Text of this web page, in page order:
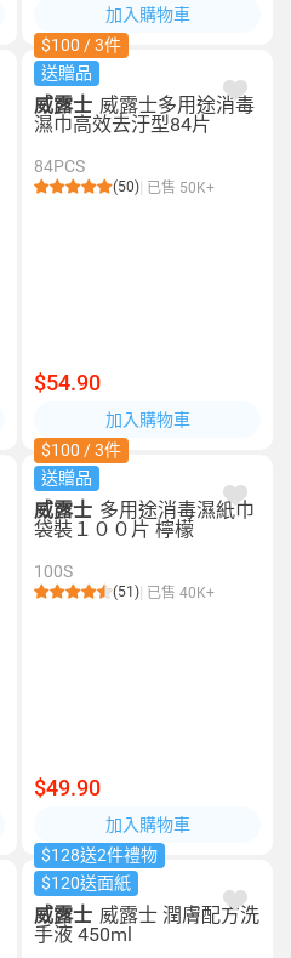
加入購物車
$100 / 3件
送贈品
威露士 威露士多用途消毒
濕巾高效去汙型84片
84PCS
(50) 已售 50K+
$54.90
加入購物車
$100 / 3件
送贈品
威露士 多用途消毒濕紙巾
袋裝１００片 檸檬
100S
(51) 已售 40K+
$49.90
加入購物車
$128送2件禮物
$120送面紙
威露士 威露士 潤膚配方洗
手液 450ml